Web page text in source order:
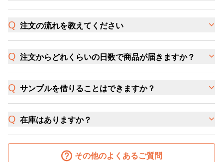
注文の流れを教えてください
注文からどれくらいの日数で商品が届きますか？
サンプルを借りることはできますか？
在庫はありますか？
その他のよくあるご質問